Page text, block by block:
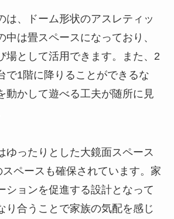
は、ドーム形状のアスレティッ
中は畳スペースになっており、
場として活用できます。また、2
で1階に降りることができるな
動かして遊べる工夫が随所に見
ゆったりとした大鏡面スペース
スペースも確保されています。家
ションを促進する設計となって
り合うことで家族の気配を感じ